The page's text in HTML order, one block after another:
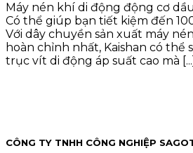
Máy nén khí di động động cơ
Có thể giúp bạn tiết kiệm đến
Với dây chuyền sản xuất máy
hoàn chỉnh nhất, Kaishan có thể
trục vít di động áp suất cao mà [...]
CÔNG TY TNHH CÔNG NGHIỆP